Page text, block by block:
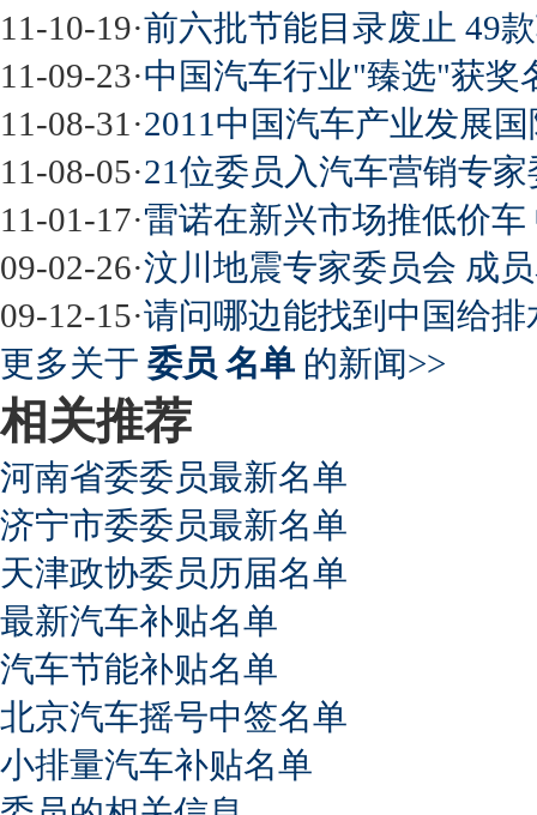
11-10-19·前六批节能目录废止 49
11-09-23·中国汽车行业"臻选"获奖
11-08-31 ·2011中国汽车产业发展
11-08-05·21位委员入汽车营销专
11-01-17·雷诺在新兴市场推低价
09-02-26·汶川地震专家委员会 成
09-12-15·请问哪边能找到中国给
更多关于 委员 名单 的新闻>>
相关推荐
河南省委委员最新名单
济宁市委委员最新名单
天津政协委员历届名单
最新汽车补贴名单
汽车节能补贴名单
北京汽车摇号中签名单
小排量汽车补贴名单